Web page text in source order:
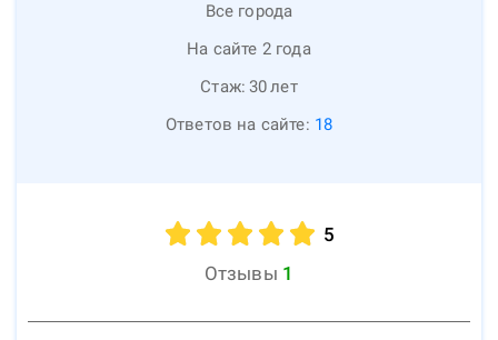
Все города
На сайте 2 года
Стаж: 30лет
Ответов на сайте: 18
5
Отзывы 1